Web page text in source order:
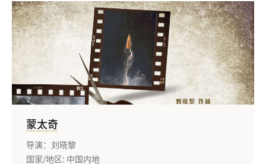
蒙太奇
导演：刘晓黎
国家/地区: 中国内地